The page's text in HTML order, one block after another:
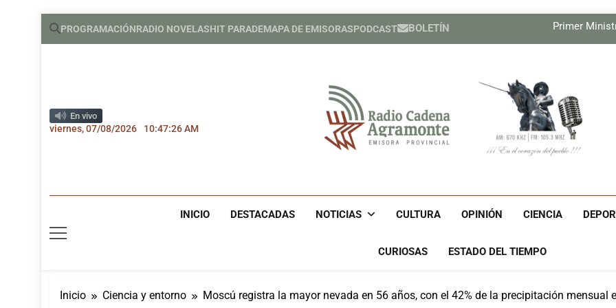
Saltar
PROGRAMACIÓNRADIO NOVELASHIT PARADEMAPA DE EMISORASPODCAST BOLETÍN
Primer
Nuevas medidas de Estados
Nuevas medidas de Estados
Relatores de la ONU exigen a
En vivo
viernes, 07/08/2026 10:47:27 AM
Radio Cadena
INICIO DESTACADAS NOTICIAS CULTURA OPINIÓN CIENCIA
CURIOSAS ESTADO DEL TIEMPO
Inicio Ciencia y entorno Moscú registra la mayor nevada en 56 años, con el 42% de la precipitación mensual